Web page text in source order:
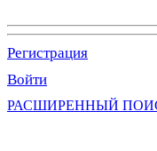
Регистрация
Войти
РАСШИРЕННЫЙ